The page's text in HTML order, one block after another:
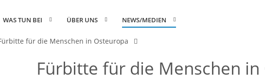
WAS TUN BEI ÜBER UNS NEWS/MEDIEN
für die Menschen in Osteuropa
Fürbitte für die Menschen in